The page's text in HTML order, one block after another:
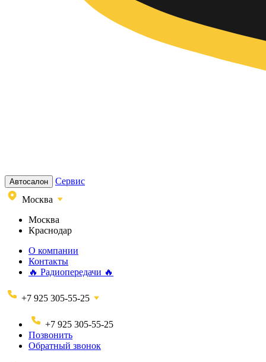
Автосалон
Сервис
Москва
Москва
Краснодар
О компании
Контакты
🔥 Радиопередачи 🔥
+7 925 305-55-25
+7 925 305-55-25
Позвонить
Обратный звонок